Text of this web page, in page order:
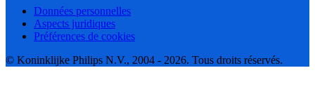
Données personnelles
Aspects juridiques
Préférences de cookies
© Koninklijke Philips N.V., 2004 - 2026. Tous droits réservés.